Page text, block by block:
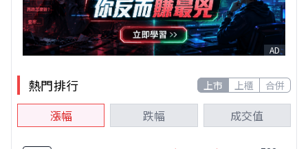
AD
熱門排行 上市 上櫃 合併
漲幅 跌幅 成交值